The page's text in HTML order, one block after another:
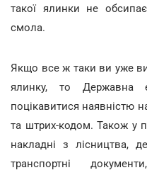
такої ялинки не
смола.
Якщо все ж таки ви уже
ялинку, то Державна
поцікавитися наявністю
та штрих-кодом. Також у
накладні з лісництва,
транспортні